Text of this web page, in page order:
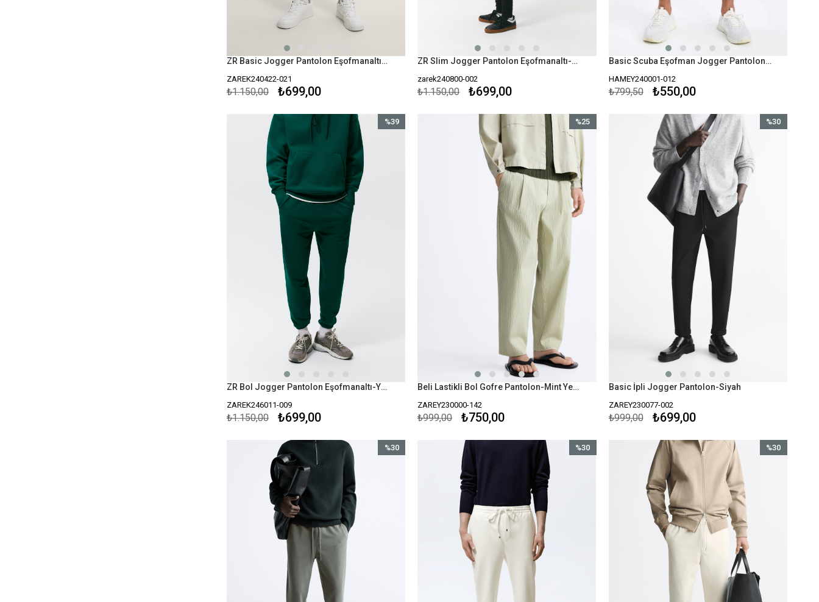
ZR Basic Jogger Pantolon Eşofmanaltı-Bej
ZAREK240422-021
₺699,00
₺1.150,00
ZR Slim Jogger Pantolon Eşofmanaltı-Siyah
zarek240800-002
₺699,00
₺1.150,00
Basic Scuba Eşofman Jogger Pantolon-Gri
HAMEY240001-012
₺550,00
₺799,50
ZR Bol Jogger Pantolon Eşofmanaltı-Yeşil
ZAREK246011-009
₺699,00
₺1.150,00
%39
Beli Lastikli Bol Gofre Pantolon-Mint Yeşili
ZAREY230000-142
₺750,00
₺999,00
%25
İndirim
Basic İpli Jogger Pantolon-Siyah
ZAREY230077-002
₺699,00
₺999,00
%30
%30
%30
%30